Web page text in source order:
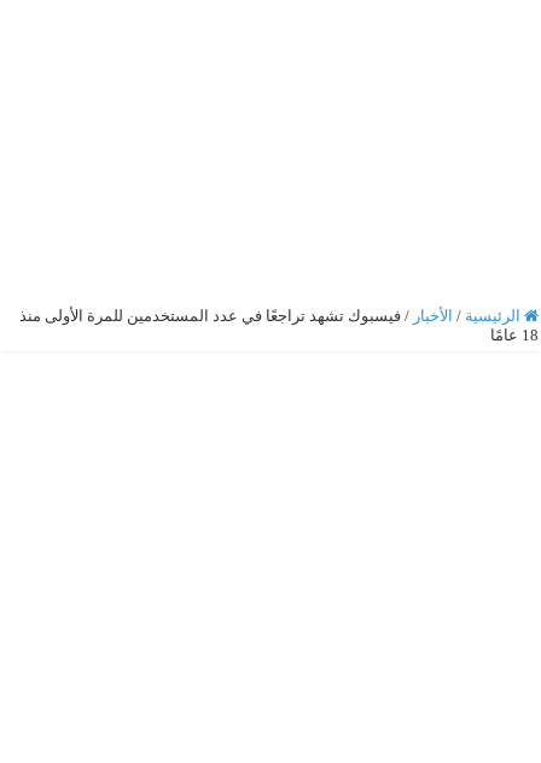
الرئيسية / الأخبار / فيسبوك تشهد تراجعًا في عدد المستخدمين للمرة الأولى منذ
18 عامًا